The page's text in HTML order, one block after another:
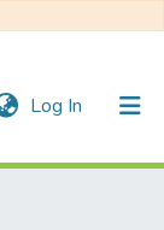
Log In (current)